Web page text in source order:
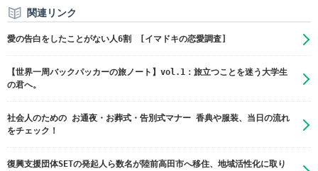
関連リンク
愛の告白をしたことがない人6割 [イマドキの恋愛調査]
【世界一周バックパッカーの旅ノート】vol.1：旅立つことを迷う大学生
の君へ。
社会人のための お通夜・お葬式・告別式マナー 香典や服装、当日の流れ
をチェック！
復興支援団体SETの発起人ら数名が陸前高田市へ移住、地域活性化に取り